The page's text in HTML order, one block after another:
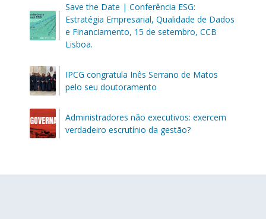
Save the Date | Conferência ESG:
Estratégia Empresarial, Qualidade de Dados
e Financiamento, 15 de setembro, CCB
Lisboa.
IPCG congratula Inês Serrano de Matos
pelo seu doutoramento
Administradores não executivos: exercem
verdadeiro escrutínio da gestão?